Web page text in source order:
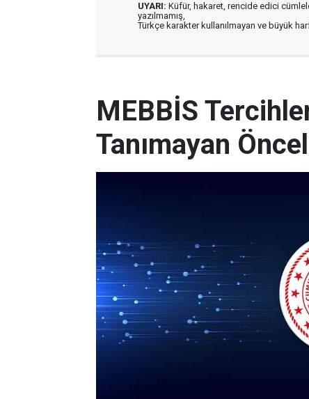
UYARI: Küfür, hakaret, rencide edici
yazılmamış,
Türkçe karakter kullanılmayan ve büyük
MEBBİS
Tanımayan